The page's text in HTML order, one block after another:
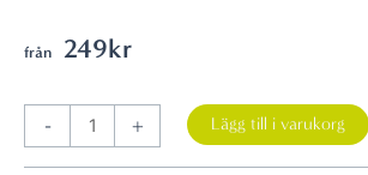
249kr
-
Champagne
Saver
+ Lägg till i varukorg